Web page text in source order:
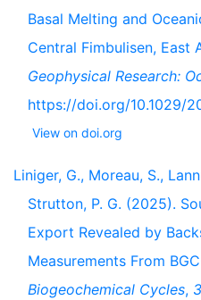
Basal Melting and
Central Fimbulisen, East
Geophysical Research:
https://doi.org/10.1029/
View on doi.org
Liniger, G., Moreau, S.,
Strutton, P. G. (2025).
Export Revealed by
Measurements From
Biogeochemical Cycles,